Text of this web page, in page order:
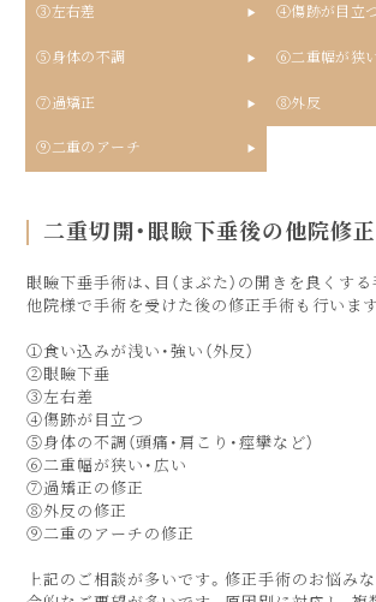
③左右差 ④傷跡が目立
⑤身体の不調 ⑥二重幅が狭い
⑦過矯正 ⑧外反
⑨二重のアーチ
二重切開・眼瞼下垂後の他院修正
眼瞼下垂手術は、目（まぶた）の開きを良くする
他院様で手術を受けた後の修正手術も行います
①食い込みが浅い・強い（外反）
②眼瞼下垂
③左右差
④傷跡が目立つ
⑤身体の不調（頭痛・肩こり・痙攣など）
⑥二重幅が狭い・広い
⑦過矯正の修正
⑧外反の修正
⑨二重のアーチの修正
上記のご相談が多いです。修正手術のお悩み